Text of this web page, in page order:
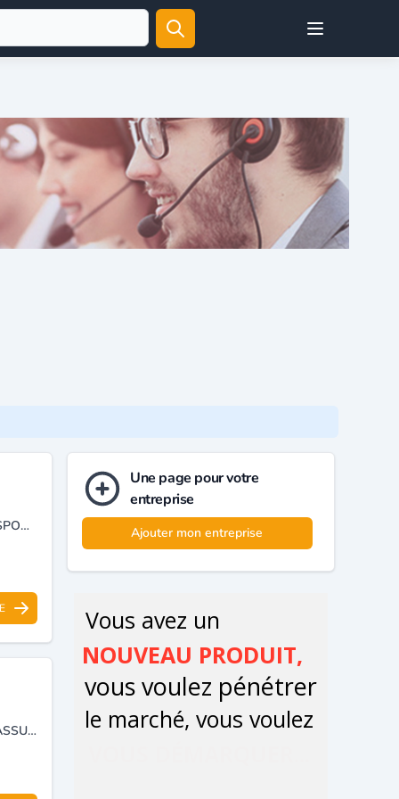
Open user menu
ENTREPRISE D'ASSURANCES : RISQUES DE BIENS, RISQUES DE TRANSPORTS, ASSURANCES AGRICOLES ET ASSURANCE DE PERSONNES.
CONTRÔLE TECHNIQUE DE VÉHICULES ET EXPERTISE JUDICIAIRE ET ASSURANCE DE VÉHICULE ,CONTROL APPAREIL SOUS PRESSION
Une page pour votre
entreprise
Ajouter mon entreprise